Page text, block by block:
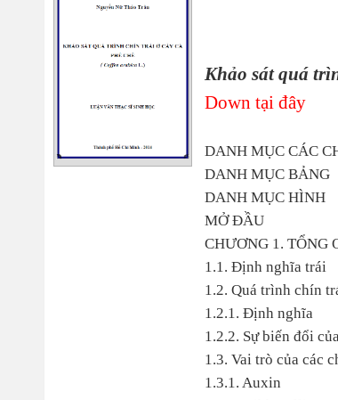
Khảo sát quá
Down tại đây
DANH MỤC CÁC
DANH MỤC BẢNG
DANH MỤC HÌNH
MỞ ĐẦU
CHƯƠNG 1. TỔNG
1.1. Định nghĩa trái
1.2. Quá trình chín
1.2.1. Định nghĩa
1.2.2. Sự biến đổi
1.3. Vai trò của các
1.3.1. Auxin